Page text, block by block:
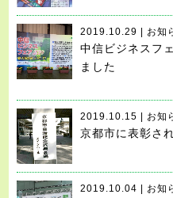
2019.10.29 | お知
中信ビジネスフ
ました
2019.10.15 | お知
京都市に表彰さ
2019.10.04 | お知